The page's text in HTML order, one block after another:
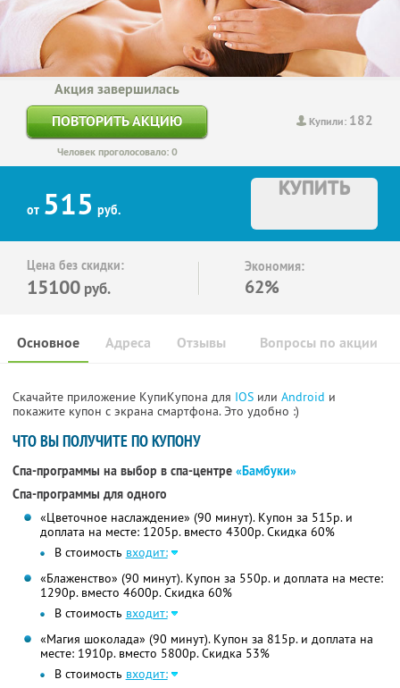
Купили: 182
Акция завершилась
ПОВТОРИТЬ АКЦИЮ
Человек проголосовало: 0
от 515 руб.
КУПИТЬ
Цена без скидки:
15100 руб.
Экономия:
62%
Основное Отзывы Вопросы по акции
Адреса
Скачайте приложение КупиКупона для IOS или Android и
покажите купон с экрана смартфона. Это удобно :)
ЧТО ВЫ ПОЛУЧИТЕ ПО КУПОНУ
Спа-программы на выбор в спа-центре «Бамбуки»
Спа-программы для одного
«Цветочное наслаждение» (90 минут). Купон за 515р. и
доплата на месте: 1205р. вместо 4300р. Скидка 60%
В стоимость входит:
«Блаженство» (90 минут). Купон за 550р. и доплата на месте:
1290р. вместо 4600р. Скидка 60%
В стоимость входит:
«Магия шоколада» (90 минут). Купон за 815р. и доплата на
месте: 1910р. вместо 5800р. Скидка 53%
В стоимость входит: